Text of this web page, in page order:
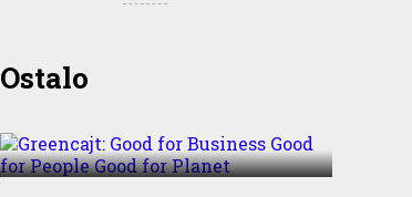
OstaloGreencajt: Good for
Business Good for People